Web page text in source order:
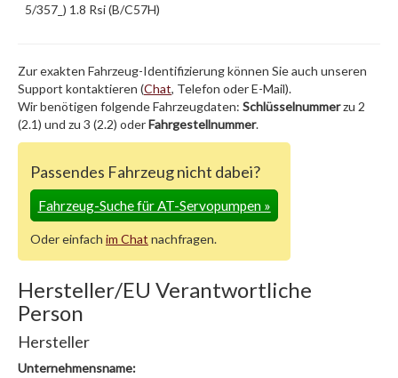
5/357_) 1.8 Rsi (B/C57H)
Zur exakten Fahrzeug-Identifizierung können Sie auch unseren
Support kontaktieren (Chat, Telefon oder E-Mail).
Wir benötigen folgende Fahrzeugdaten: Schlüsselnummerzu 2
(2.1) und zu 3 (2.2) oderFahrgestellnummer.
Passendes Fahrzeug nicht dabei?
Fahrzeug-Suche für AT-Servopumpen»
Oder einfach im Chat nachfragen.
Hersteller/EU Verantwortliche
Person
Hersteller
Unternehmensname: